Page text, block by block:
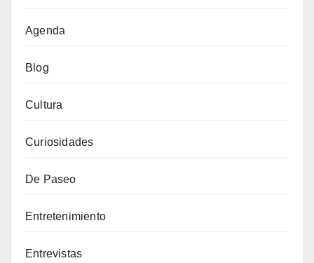
Agenda
Blog
Cultura
Curiosidades
De Paseo
Entretenimiento
Entrevistas